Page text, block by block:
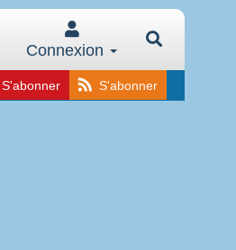
Connexion
S'abonner S'abonner